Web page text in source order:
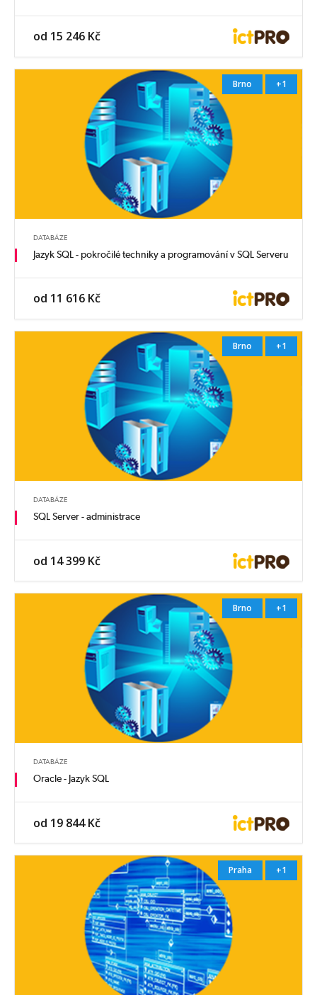
od 15 246 Kč
Brno +1
DATABÁZE
Jazyk SQL - pokročilé techniky a programování v SQL Serveru
od 11 616 Kč
Brno +1
DATABÁZE
SQL Server - administrace
od 14 399 Kč
Brno +1
DATABÁZE
Oracle - Jazyk SQL
od 19 844 Kč
Praha +1